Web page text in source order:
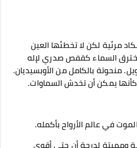
مرئية لكن لا تخطئها العين
السماء كقفص صدري لإله
منحوتة بالكامل من الأوبسيديان.
يمكن أن تخدش السماوات.
في عالم الأرواح بأكمله.
ومميتة لدرجة أن حتى أقوى